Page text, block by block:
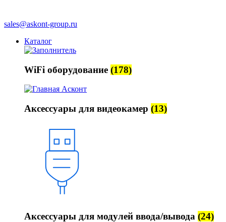
sales@askont-group.ru
Каталог
WiFi оборудование (178)
Аксессуары для видеокамер (13)
Аксессуары для модулей ввода/вывода (24)